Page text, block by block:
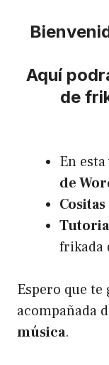
Aquí
de
En
de
frikada
Espero que
acompañada
música.